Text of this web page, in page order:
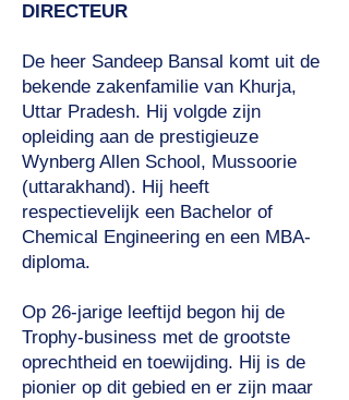
DIRECTEUR
De heer Sandeep Bansal komt uit de
bekende zakenfamilie van Khurja,
Uttar Pradesh. Hij volgde zijn
opleiding aan de prestigieuze
Wynberg Allen School, Mussoorie
(uttarakhand). Hij heeft
respectievelijk een Bachelor of
Chemical Engineering en een MBA-
diploma.
Op 26-jarige leeftijd begon hij de
Trophy-business met de grootste
oprechtheid en toewijding. Hij is de
pionier op dit gebied en er zijn maar